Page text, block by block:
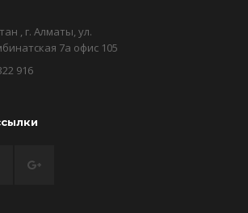
, г. Алматы, ул.
7а офис 105
916